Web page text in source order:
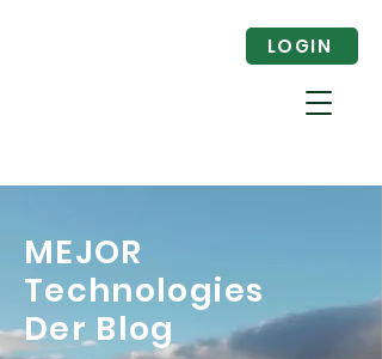
LOGIN
MEJOR
Technologies
Der Blog